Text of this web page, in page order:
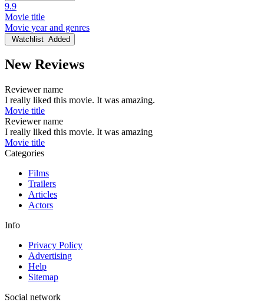
9.9
Movie title
Movie year and genres
Watchlist Added
New Reviews
Reviewer name
I really liked this movie. It was amazing.
Movie title
Reviewer name
I really liked this movie. It was amazing
Movie title
Categories
Films
Trailers
Articles
Actors
Info
Privacy Policy
Advertising
Help
Sitemap
Social network